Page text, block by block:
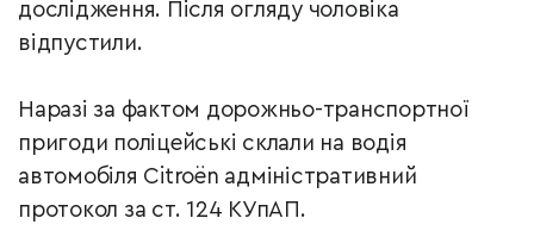
дослідження. Після огляду чоловіка
відпустили.
Наразі за фактом дорожньо-транспортної
пригоди поліцейські склали на водія
автомобіля Citroën адміністративний
протокол за ст. 124 КУпАП.